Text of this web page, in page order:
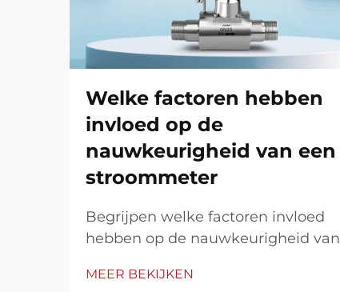
Welke factoren hebben
invloed op de
nauwkeurigheid van een
stroommeter
Begrijpen welke factoren invloed
hebben op de nauwkeurigheid van
de stroommeter zijn afhankelijk van
MEER BEKIJKEN